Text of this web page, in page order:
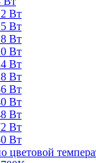
Вт
Вт
Вт
Вт
Вт
Вт
Вт
Вт
Вт
Вт
Вт
цветовой